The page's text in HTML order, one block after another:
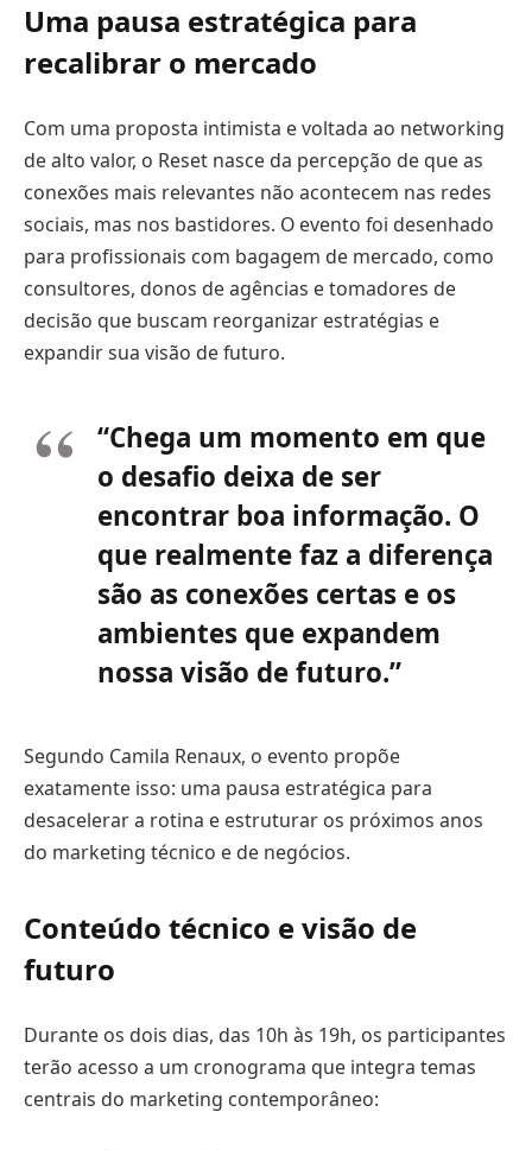
Uma pausa estratégica para
recalibrar o mercado
Com uma proposta intimista e voltada ao networking
de alto valor, o Reset nasce da percepção de que as
conexões mais relevantes não acontecem nas redes
sociais, mas nos bastidores. O evento foi desenhado
para profissionais com bagagem de mercado, como
consultores, donos de agências e tomadores de
decisão que buscam reorganizar estratégias e
expandir sua visão de futuro.
“Chega um momento em que
o desafio deixa de ser
encontrar boa informação. O
que realmente faz a diferença
são as conexões certas e os
ambientes que expandem
nossa visão de futuro.”
Segundo Camila Renaux, o evento propõe
exatamente isso: uma pausa estratégica para
desacelerar a rotina e estruturar os próximos anos
do marketing técnico e de negócios.
Conteúdo técnico e visão de
futuro
Durante os dois dias, das 10h às 19h, os participantes
terão acesso a um cronograma que integra temas
centrais do marketing contemporâneo: